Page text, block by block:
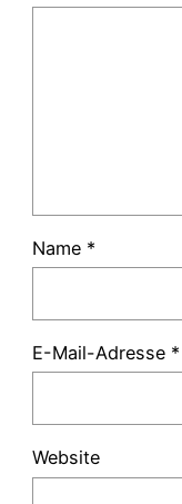
Name *
E-Mail-Adresse *
Website